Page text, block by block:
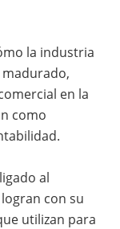
la industria
en la
como
al
con su
utilizan para